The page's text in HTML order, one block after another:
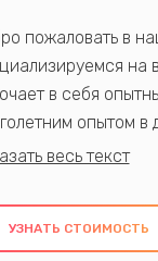
пожаловать в
на
в себя
опытом в
ремонт
надежное и
УЗНАТЬ СТОИМОСТЬ